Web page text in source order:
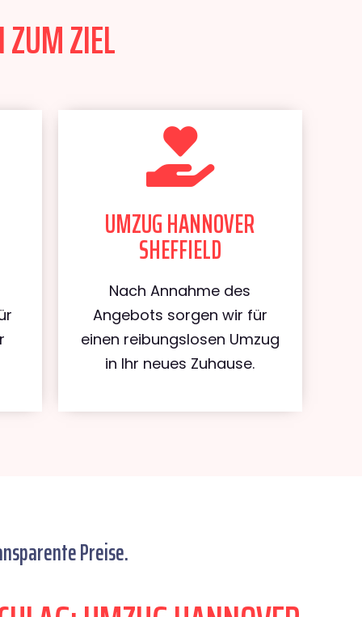
ZIEL
UMZUG HANNOVER
SHEFFIELD
Nach Annahme des
Angebots sorgen wir für
einen reibungslosen Umzug
in Ihr neues Zuhause.
Preise.